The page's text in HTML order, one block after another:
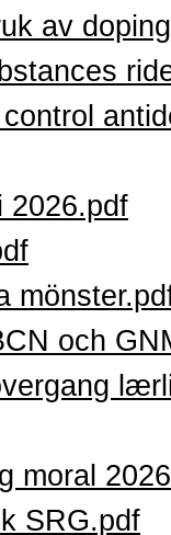
av
2026.pdf
och
moral
SRG.pdf